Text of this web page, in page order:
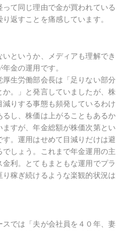
て同じ理由で金が買われている
返すことを痛感しています。
というか、メディアも理解でき
金の運用です。
生労働部会長は「足りない部分
。」と発言していましたが、株
りする事態も頻発しているわけ
し、株価は上がることもあるか
すが、年金総額が株価次第とい
す。運用はせめて目減りだけは避
しょう。これまで年金運用の主
利。とてもまともな運用でプラ
稼ぎ続けるような楽観的状況は
では「夫が会社員を４０年、妻